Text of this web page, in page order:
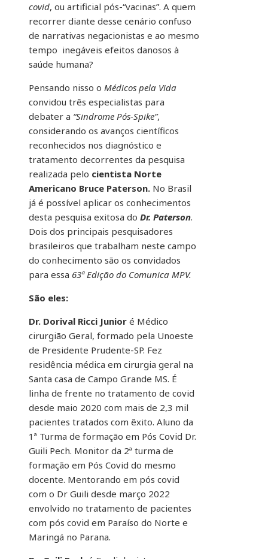
covid, ou artificial pós-“vacinas”. A quem
recorrer diante desse cenário confuso
de narrativas negacionistas e ao mesmo
tempo inegáveis efeitos danosos à
saúde humana?
Pensando nisso o Médicos pela Vida
convidou três especialistas para
debater a “Sindrome Pós-Spike”,
considerando os avanços científicos
reconhecidos nos diagnóstico e
tratamento decorrentes da pesquisa
realizada pelo cientista Norte
Americano Bruce Paterson. No Brasil
já é possível aplicar os conhecimentos
desta pesquisa exitosa do Dr. Paterson.
Dois dos principais pesquisadores
brasileiros que trabalham neste campo
do conhecimento são os convidados
para essa 63ª Edição do Comunica MPV.
São eles:
Dr. Dorival Ricci Junior é Médico
cirurgião Geral, formado pela Unoeste
de Presidente Prudente-SP. Fez
residência médica em cirurgia geral na
Santa casa de Campo Grande MS. É
linha de frente no tratamento de covid
desde maio 2020 com mais de 2,3 mil
pacientes tratados com êxito. Aluno da
1ª Turma de formação em Pós Covid Dr.
Guili Pech. Monitor da 2ª turma de
formação em Pós Covid do mesmo
docente. Mentorando em pós covid
com o Dr Guili desde março 2022
envolvido no tratamento de pacientes
com pós covid em Paraíso do Norte e
Maringá no Parana.